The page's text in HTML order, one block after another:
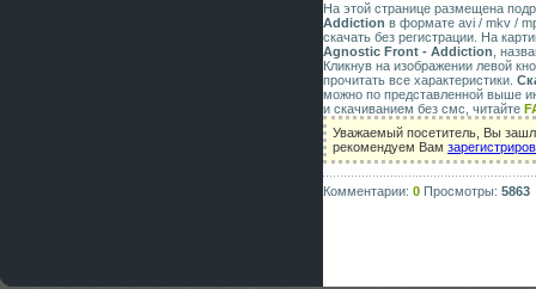
На этой странице размещена
Addiction в формате avi / mkv /
скачать без регистрации. На
Agnostic Front - Addiction ,
Кликнув на изображении левой
прочитать все характеристики.
можно по представленной выше
и скачиванием без смс, читайте
Уважаемый посетитель, Вы
рекомендуем Вам
Комментарии: 0 Просмотры: 5863